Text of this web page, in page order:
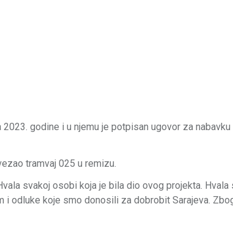
godine i u njemu je potpisan ugovor za
tramvaj 025 u remizu.
svakoj osobi koja je bila dio ovog projekta. Hvala
i odluke koje smo donosili za dobrobit Sarajeva.